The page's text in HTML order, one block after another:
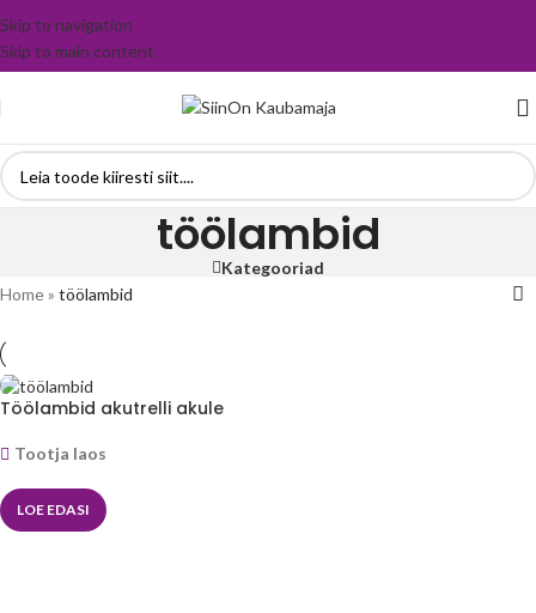
Skip to navigation
Skip to main content
töölambid
Kategooriad
Home» töölambid
Töölambid akutrelli akule
Tootja laos
LOE EDASI